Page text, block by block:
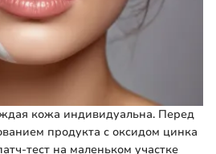
кожа индивидуальна. Перед
продукта с оксидом цинка
тест на маленьком участке